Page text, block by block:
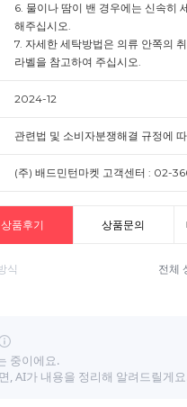
6. 물이나 땀이 밴 경우에는 신속히
해주십시오.
7. 자세한 세탁방법은 의류 안쪽의
라벨을 참고하여 주십시오.
2024-12
관련법 및 소비자분쟁해결 규정에
(주) 배드민턴마켓 고객센터 : 02-
상품후기 상품문의